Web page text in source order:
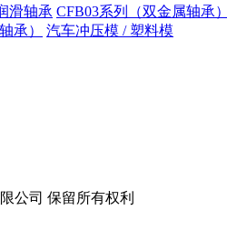
滑轴承 CFB03系列（双金属轴承）
承）
汽车冲压模 / 塑料模
公司 保留所有权利